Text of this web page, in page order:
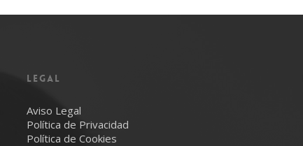
LEGAL
Aviso Legal
Política de Privacidad
Política de Cookies